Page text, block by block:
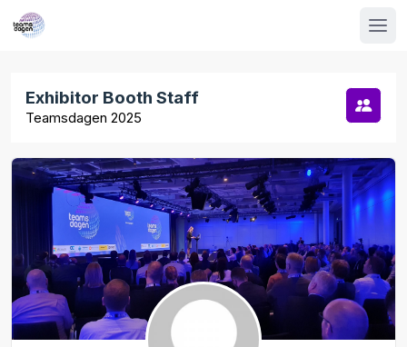
Exhibitor Booth Staff
Teamsdagen 2025